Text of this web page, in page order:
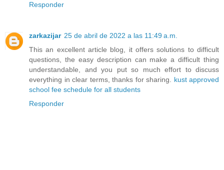
Responder
zarkazijar 25 de abril de 2022 a las 11:49 a.m.
This an excellent article blog, it offers solutions to difficult
questions, the easy description can make a difficult thing
understandable, and you put so much effort to discuss
everything in clear terms, thanks for sharing. kust approved
school fee schedule for all students
Responder